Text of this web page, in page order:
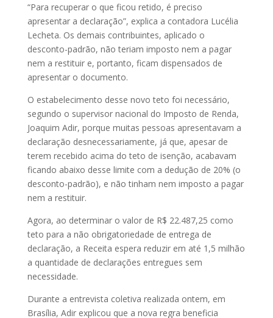
“Para recuperar o que ficou retido, é preciso
apresentar a declaração”, explica a contadora Lucélia
Lecheta. Os demais contribuintes, aplicado o
desconto-padrão, não teriam imposto nem a pagar
nem a restituir e, portanto, ficam dispensados de
apresentar o documento.
O estabelecimento desse novo teto foi necessário,
segundo o supervisor nacional do Imposto de Renda,
Joaquim Adir, porque muitas pessoas apresentavam a
declaração desnecessariamente, já que, apesar de
terem recebido acima do teto de isenção, acabavam
ficando abaixo desse limite com a dedução de 20% (o
desconto-padrão), e não tinham nem imposto a pagar
nem a restituir.
Agora, ao determinar o valor de R$ 22.487,25 como
teto para a não obrigatoriedade de entrega de
declaração, a Receita espera reduzir em até 1,5 milhão
a quantidade de declarações entregues sem
necessidade.
Durante a entrevista coletiva realizada ontem, em
Brasília, Adir explicou que a nova regra beneficia